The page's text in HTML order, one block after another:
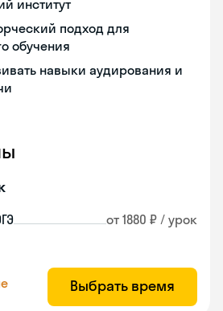
институт
подход для
обучения
навыки аудирования и
от 1880 ₽ / урок
Выбрать время